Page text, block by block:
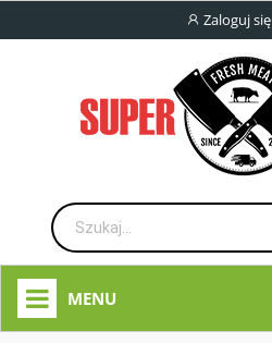
Zaloguj się
MENU